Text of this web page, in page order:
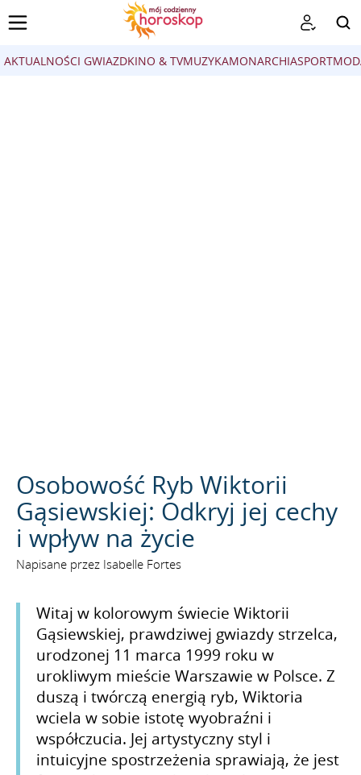
AKTUALNOŚCI GWIAZDKINO & TVMUZYKAMONARCHIASPORT
Osobowość Ryb Wiktorii
Gąsiewskiej: Odkryj jej cechy
i wpływ na życie
Napisane przez Isabelle Fortes
Witaj w kolorowym świecie Wiktorii
Gąsiewskiej, prawdziwej gwiazdy strzelca,
urodzonej 11 marca 1999 roku w
urokliwym mieście Warszawie w Polsce. Z
duszą i twórczą energią ryb, Wiktoria
wciela w sobie istotę wyobraźni i
współczucia. Jej artystyczny styl i
intuicyjne spostrzeżenia sprawiają, że jest